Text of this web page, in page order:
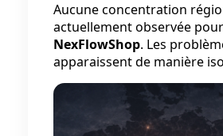
Aucune concentration
actuellement observée pour
NexFlowShop. Les
apparaissent de manière